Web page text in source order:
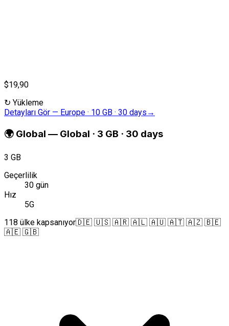
$19,90
↻ Yükleme
Detayları Gör — Europe · 10 GB · 30 days →
🌍 Global — Global · 3 GB · 30 days
3 GB
Geçerlilik
30 gün
Hız
5G
118 ülke kapsanıyor🇩🇪 🇺🇸 🇦🇷 🇦🇱 🇦🇺 🇦🇹 🇦🇿 🇧🇪
🇦🇪 🇬🇧